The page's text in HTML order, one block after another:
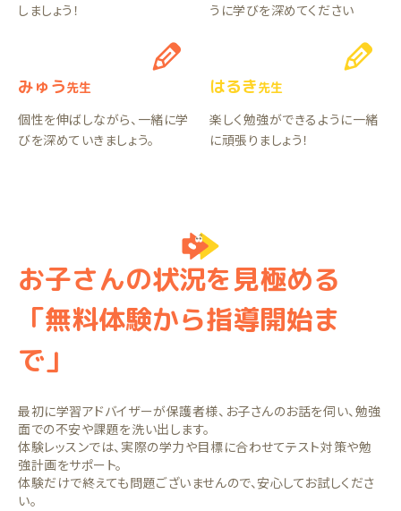
しましょう！
うに学びを深めてください
みゅう先生
個性を伸ばしながら、一緒に学
びを深めていきましょう。
はるき先生
楽しく勉強ができるように一緒
に頑張りましょう！
お子さんの状況を見極める
「無料体験から指導開始ま
で」
最初に学習アドバイザーが保護者様、お子さんのお話を伺い、勉強
面での不安や課題を洗い出します。
体験レッスンでは、実際の学力や目標に合わせてテスト対策や勉
強計画をサポート。
体験だけで終えても問題ございませんので、安心してお試しくださ
い。